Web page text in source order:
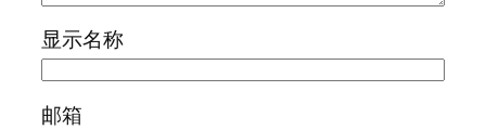
显示名称
邮箱